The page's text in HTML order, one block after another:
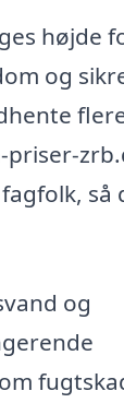
højde
og
priser-
så
og